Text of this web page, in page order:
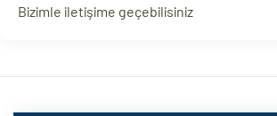
Bizimle iletişime geçebilisiniz